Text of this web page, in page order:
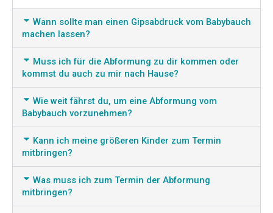
Wann sollte man einen Gipsabdruck vom Babybauch
machen lassen?
Muss ich für die Abformung zu dir kommen oder
kommst du auch zu mir nach Hause?
Wie weit fährst du, um eine Abformung vom
Babybauch vorzunehmen?
Kann ich meine größeren Kinder zum Termin
mitbringen?
Was muss ich zum Termin der Abformung
mitbringen?